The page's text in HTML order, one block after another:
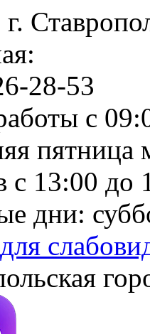
28-53
с
пятница
с 13:00 до
дни: